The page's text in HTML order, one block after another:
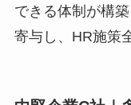
できる体制が構
寄与し、HR施策